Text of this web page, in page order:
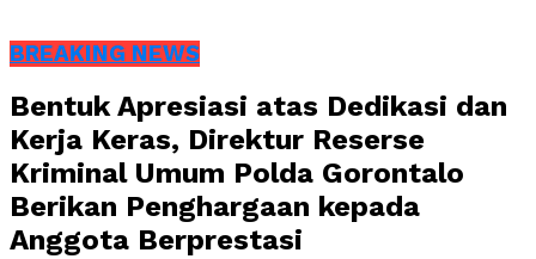
BREAKING NEWS
Bentuk Apresiasi atas Dedikasi dan
Kerja Keras, Direktur Reserse
Kriminal Umum Polda Gorontalo
Berikan Penghargaan kepada
Anggota Berprestasi